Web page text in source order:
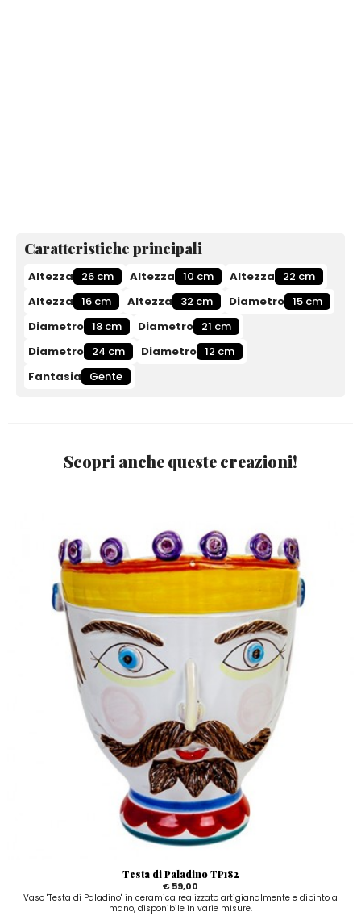
Caratteristiche principali
Altezza 26 cm Altezza 10 cm Altezza
22 cm
Altezza 16 cm Altezza 32 cm Diametro 15 cm
Diametro 18 cm Diametro 21 cm
Diametro 24 cm Diametro 12 cm
Fantasia
Gente
Scopri anche queste creazioni!
Testa di Paladino TP182
€ 59,00
Vaso "Testa di Paladino" in ceramica realizzato artigianalmente e dipinto a
mano, disponibile in varie misure.